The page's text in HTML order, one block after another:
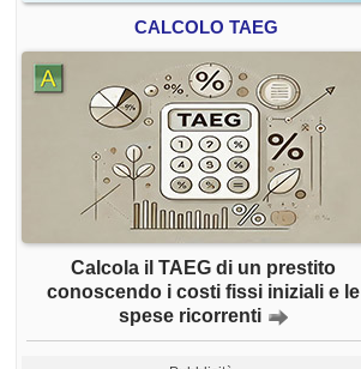
CALCOLO TAEG
Calcola il TAEG di un prestito
conoscendo i costi fissi iniziali e le
spese ricorrenti